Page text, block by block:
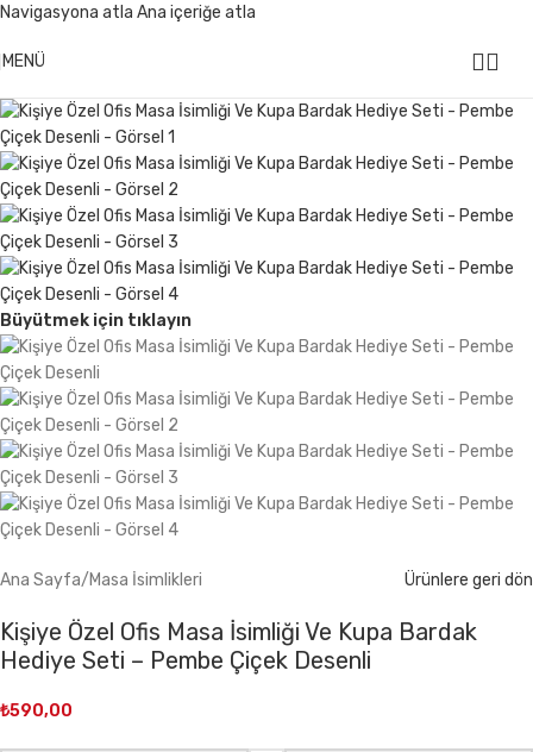
Navigasyona atla Ana içeriğe atla
MENÜ
Büyütmek için tıklayın
Ana Sayfa/Masa İsimlikleri Ürünlere geri dön
Kişiye Özel Ofis Masa İsimliği Ve Kupa Bardak
Hediye Seti – Pembe Çiçek Desenli
₺590,00